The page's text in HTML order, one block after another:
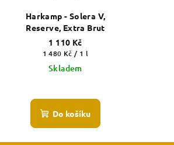
Harkamp - Solera V,
Reserve, Extra Brut
1 110 Kč
Měrná
cena:
1 480 Kč / 1 l
Skladem
Do košíku